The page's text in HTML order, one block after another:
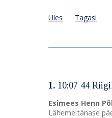
Üles Tagasi
1. 10:07 44
Esimees Henn
Läheme tänase